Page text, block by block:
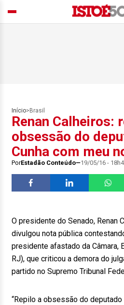
Início> Brasil
Renan Calheiros:
obsessão do
Cunha com meu
PorEstadão Conteúdo 19/05/16 -
O presidente do Senado, Renan
divulgou nota pública
presidente afastado da Câmara,
RJ), que criticou a demora do
partido no Supremo Tribunal
“Repilo a obsessão do deputado